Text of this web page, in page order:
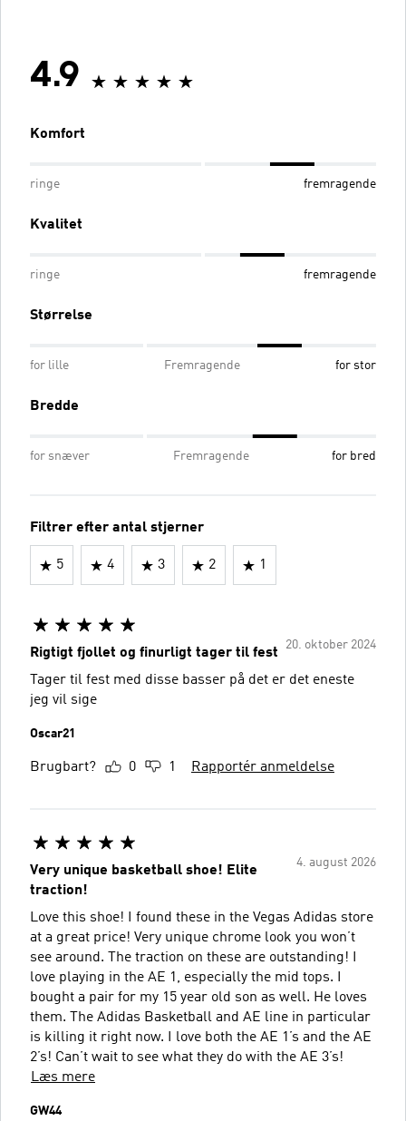
4.9
Komfort
ringe fremragende
Kvalitet
ringe fremragende
Størrelse
for lille Fremragende for stor
Bredde
for snæver Fremragende for bred
Filtrer efter antal stjerner
5 4 3 2 1
20. oktober 2024
Rigtigt fjollet og finurligt tager til fest
Tager til fest med disse basser på det er det eneste
jeg vil sige
Oscar21
Brugbart? 0 1 Rapportér anmeldelse
4. august 2026
Very unique basketball shoe! Elite
traction!
Love this shoe! I found these in the Vegas Adidas store
at a great price! Very unique chrome look you won’t
see around. The traction on these are outstanding! I
love playing in the AE 1, especially the mid tops. I
bought a pair for my 15 year old son as well. He loves
them. The Adidas Basketball and AE line in particular
is killing it right now. I love both the AE 1’s and the AE
2’s! Can’t wait to see what they do with the AE 3’s!
Læs mere
GW44